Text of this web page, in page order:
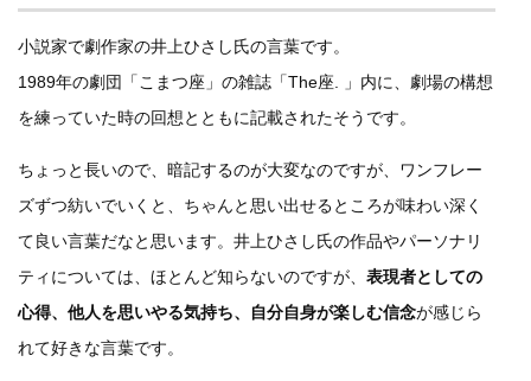
小説家で劇作家の井上ひさし氏の言葉です。
1989年の劇団「こまつ座」の雑誌「The座. 」内に、劇場の構想
を練っていた時の回想とともに記載されたそうです。
ちょっと長いので、暗記するのが大変なのですが、ワンフレー
ズずつ紡いでいくと、ちゃんと思い出せるところが味わい深く
て良い言葉だなと思います。井上ひさし氏の作品やパーソナリ
ティについては、ほとんど知らないのですが、 表現者としての
心得、他人を思いやる気持ち、自分自身が楽しむ信念が感じら
れて好きな言葉です。